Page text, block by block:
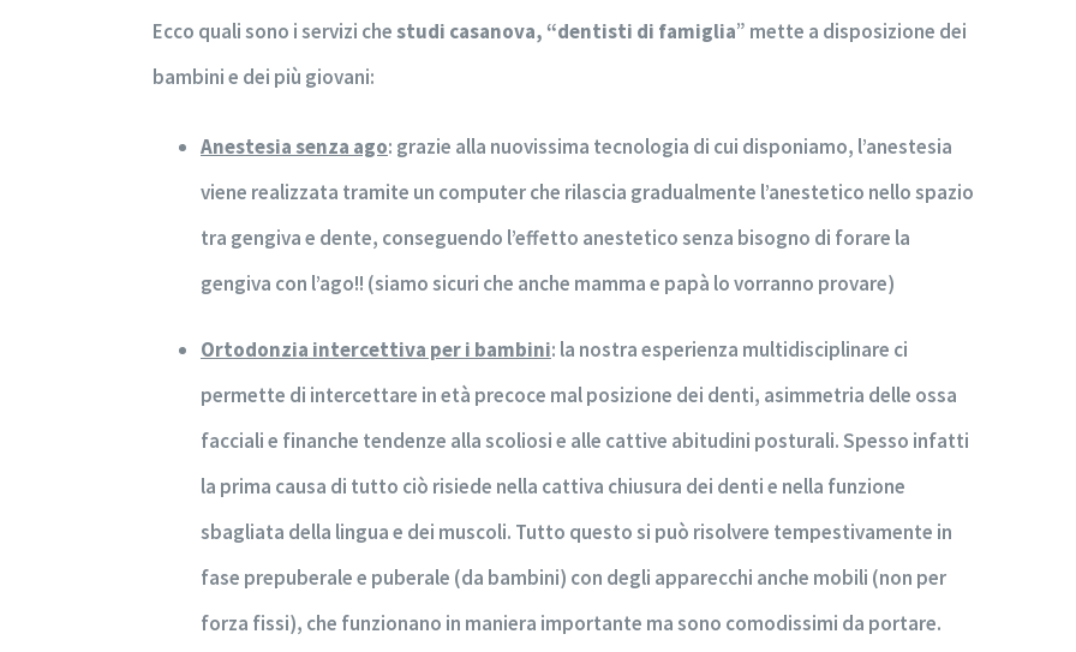
Ecco quali sono i servizi chestudi casanova, “dentisti di famiglia” mette a disposizione dei
bambini e dei più giovani:
Anestesia senza ago: grazie alla nuovissima tecnologia di cui disponiamo, l’anestesia
viene realizzata tramite un computer che rilascia gradualmente l’anestetico nello spazio
tra gengiva e dente, conseguendo l’effetto anestetico senza bisogno di forare la
gengiva con l’ago!! (siamo sicuri che anche mamma e papà lo vorranno provare)
Ortodonzia intercettiva per i bambini: la nostra esperienza multidisciplinare ci
permette di intercettare in età precoce mal posizione dei denti, asimmetria delle ossa
facciali e finanche tendenze alla scoliosi e alle cattive abitudini posturali. Spesso infatti
la prima causa di tutto ciò risiede nella cattiva chiusura dei denti e nella funzione
sbagliata della lingua e dei muscoli. Tutto questo si può risolvere tempestivamente in
fase prepuberale e puberale (da bambini) con degli apparecchi anche mobili (non per
forza fissi), che funzionano in maniera importante ma sono comodissimi da portare.